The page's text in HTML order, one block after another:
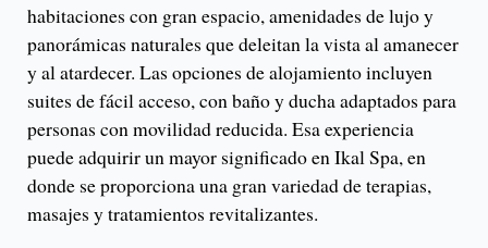
habitaciones con gran espacio, amenidades de lujo y
panorámicas naturales que deleitan la vista al amanecer
y al atardecer. Las opciones de alojamiento incluyen
suites de fácil acceso, con baño y ducha adaptados para
personas con movilidad reducida. Esa experiencia
puede adquirir un mayor significado en Ikal Spa, en
donde se proporciona una gran variedad de terapias,
masajes y tratamientos revitalizantes.